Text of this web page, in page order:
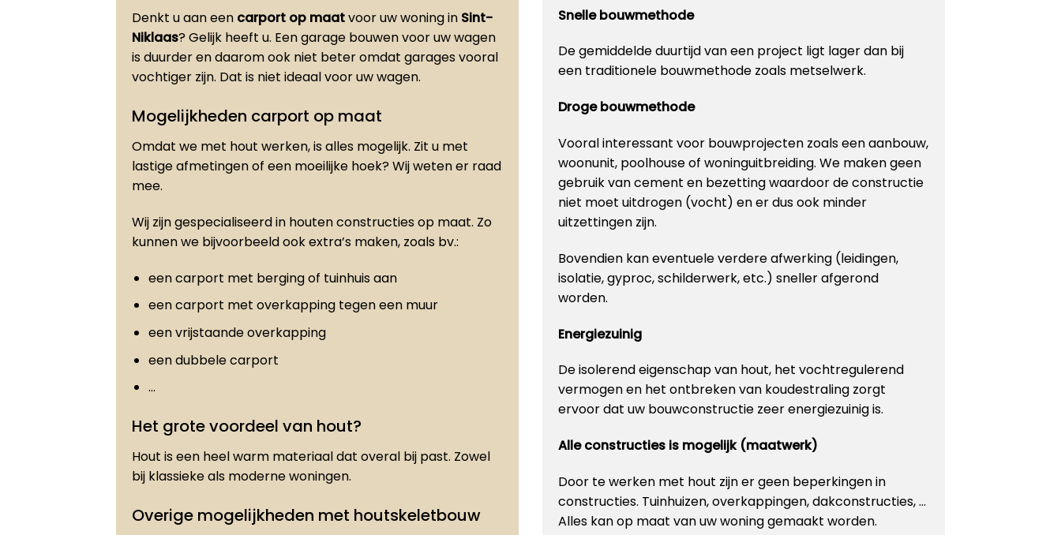
Denkt u aan een carport op maatvoor uw woning in Sint-
Niklaas? Gelijk heeft u. Een garage bouwen voor uw wagen
is duurder en daarom ook niet beter omdat garages vooral
vochtiger zijn. Dat is niet ideaal voor uw wagen.
Mogelijkheden carport op maat
Omdat we met hout werken, is alles mogelijk. Zit u met
lastige afmetingen of een moeilijke hoek? Wij weten er raad
mee.
Wij zijn gespecialiseerd in houten constructies op maat. Zo
kunnen we bijvoorbeeld ook extra’s maken, zoals bv.:
een carport met berging of tuinhuis aan
een carport met overkapping tegen een muur
een vrijstaande overkapping
een dubbele carport
…
Het grote voordeel van hout?
Hout is een heel warm materiaal dat overal bij past. Zowel
bij klassieke als moderne woningen.
Overige mogelijkheden met houtskeletbouw
Snelle bouwmethode
De gemiddelde duurtijd van een project ligt lager dan bij
een traditionele bouwmethode zoals metselwerk.
Droge bouwmethode
Vooral interessant voor bouwprojecten zoals een aanbouw,
woonunit, poolhouse of woninguitbreiding. We maken geen
gebruik van cement en bezetting waardoor de constructie
niet moet uitdrogen (vocht) en er dus ook minder
uitzettingen zijn.
Bovendien kan eventuele verdere afwerking (leidingen,
isolatie, gyproc, schilderwerk, etc.) sneller afgerond
worden.
Energiezuinig
De isolerend eigenschap van hout, het vochtregulerend
vermogen en het ontbreken van koudestraling zorgt
ervoor dat uw bouwconstructie zeer energiezuinig is.
Alle constructies is mogelijk (maatwerk)
Door te werken met hout zijn er geen beperkingen in
constructies. Tuinhuizen, overkappingen, dakconstructies, …
Alles kan op maat van uw woning gemaakt worden.